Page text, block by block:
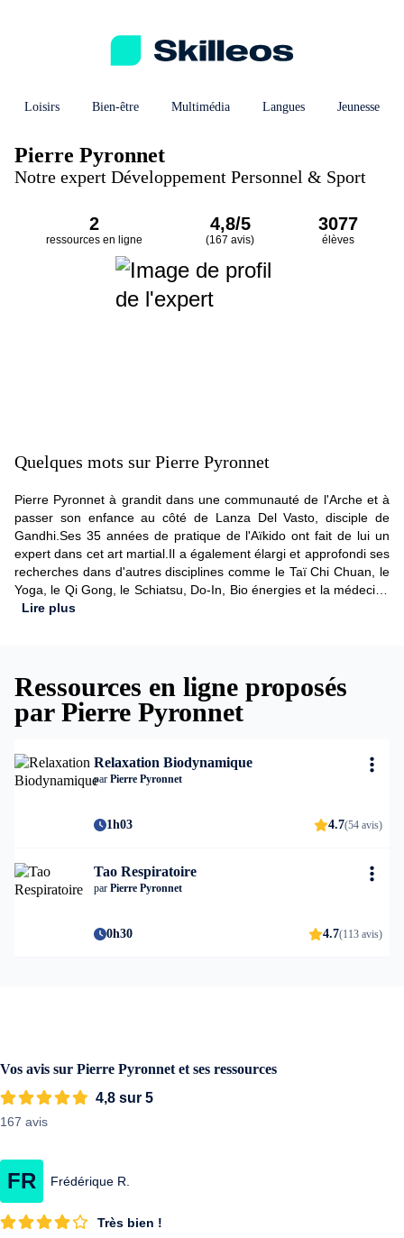
Loisirs Bien-être Multimédia Langues Jeunesse
Pierre Pyronnet
Notre expert Développement Personnel & Sport
2
ressources en ligne
4,8/5
(167 avis)
3077
élèves
Quelques mots sur Pierre Pyronnet
Pierre Pyronnet à grandit dans une communauté de l'Arche et à
passer son enfance au côté de Lanza Del Vasto, disciple de
Gandhi.Ses 35 années de pratique de l'Aïkido ont fait de lui un
expert dans cet art martial.Il a également élargi et approfondi ses
recherches dans d'autres disciplines comme le Taï Chi Chuan, le
Yoga, le Qi Gong, le Schiatsu, Do-In, Bio énergies et la médecine
chinoise.Aujourd'hui, Pierre Pyronnet est formateur spécialisé
de Pierre, un enseignement de très haute qualité dédié à
l'apaisement, à la détente, à la relaxation amenant à la prise de
conscience corporelle et extra corporelle, la gestion des
extrême.
Lire plus
Ressources en ligne proposés
par Pierre Pyronnet
Relaxation Biodynamique
par Pierre Pyronnet
1h03 4.7(54 avis)
Tao Respiratoire
par Pierre Pyronnet
0h30 4.7(113 avis)
Vos avis sur Pierre Pyronnet et ses ressources
4,8 sur 5
167 avis
FR Frédérique R.
Très bien !